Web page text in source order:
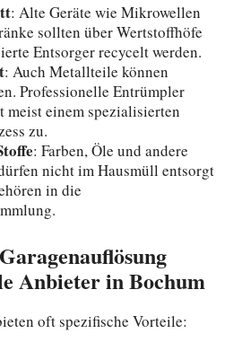
: Alte Geräte wie Mikrowellen
sollten über Wertstoffhöfe
Entsorger recycelt werden.
: Auch Metallteile können
Professionelle Entrümpler
meist einem spezialisierten
zu.
: Farben, Öle und andere
nicht im Hausmüll entsorgt
in die
Anbieter in Bochum
oft spezifische Vorteile: